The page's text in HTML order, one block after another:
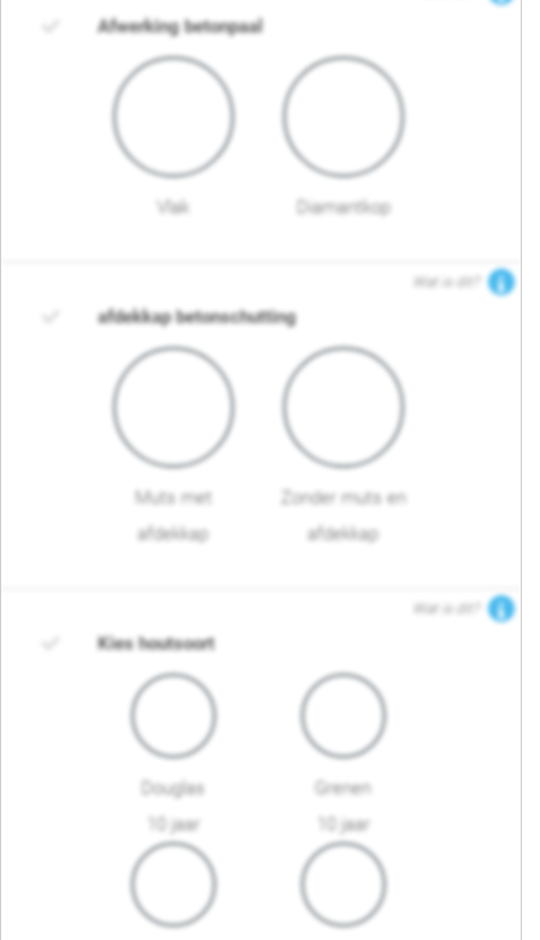
Afwerking betonpaal
Vlak Diamantkop
Wat is dit?
afdekkap betonschutting
Muts met
afdekkap
Zonder muts en
afdekkap
Wat is dit?
Kies houtsoort
Douglas
10 jaar
Grenen
10 jaar